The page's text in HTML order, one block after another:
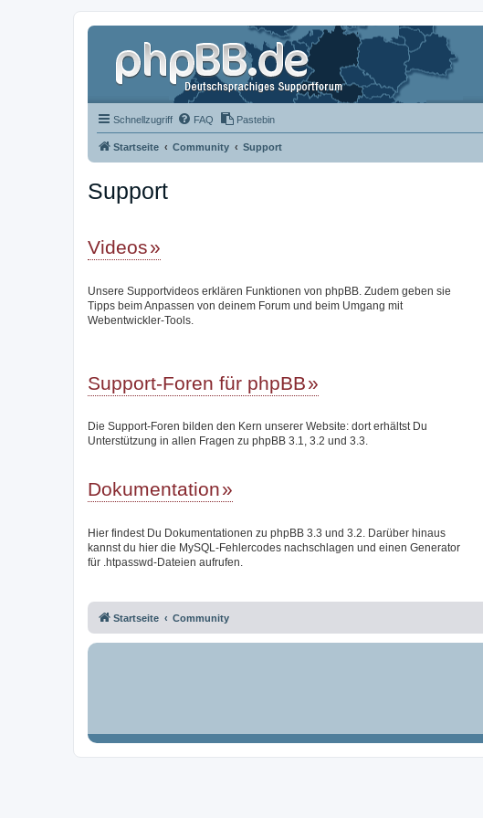
Schnellzugriff FAQ Pastebin
Startseite Community Support
Support
Videos
Unsere Supportvideos erklären Funktionen von phpBB. Zudem geben sie
Tipps beim Anpassen von deinem Forum und beim Umgang mit
Webentwickler-Tools.
Support-Foren für phpBB
Die Support-Foren bilden den Kern unserer Website: dort erhältst Du
Unterstützung in allen Fragen zu phpBB 3.1, 3.2 und 3.3.
Dokumentation
Hier findest Du Dokumentationen zu phpBB 3.3 und 3.2. Darüber hinaus
kannst du hier die MySQL-Fehlercodes nachschlagen und einen Generator
für .htpasswd-Dateien aufrufen.
Startseite Community